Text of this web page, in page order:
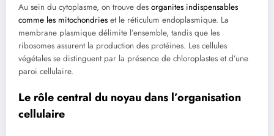
Au sein du cytoplasme, on trouve des organites indispensables
comme les mitochondries et le réticulum endoplasmique. La
membrane plasmique délimite l’ensemble, tandis que les
ribosomes assurent la production des protéines. Les cellules
végétales se distinguent par la présence de chloroplastes et d’une
paroi cellulaire.
Le rôle central du noyau dans l’organisation
cellulaire